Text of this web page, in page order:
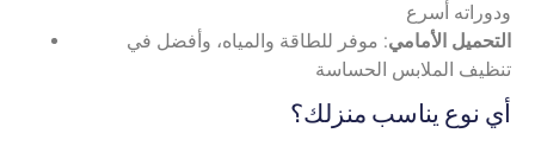
ودوراته أسرع
التحميل الأمامي: موفر للطاقة والمياه، وأفضل في
تنظيف الملابس الحساسة
أي نوع يناسب منزلك؟